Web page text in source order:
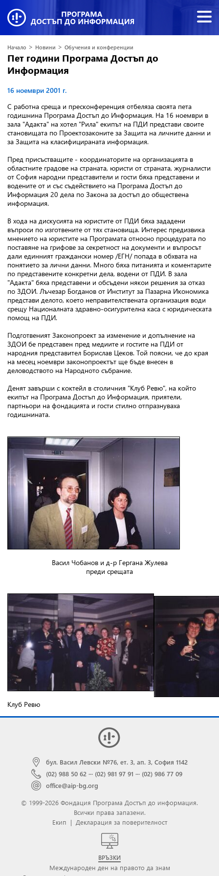
Начало > Новини > Обучения и конференции
Пет години Програма Достъп до
Информация
16 ноември 2001 г.
С работна среща и пресконференция отбеляза своята пета
годишнина Програма Достъп до Информация. На 16 ноември в
зала "Адакта" на хотел "Рила" екипът на ПДИ представи своите
становищата по Проектозаконите за Защита на личните данни и
за Защита на класифицираната информация.
Пред присъстващите - координаторите на организацията в
областните градове на страната, юристи от страната, журналисти
от София народни представители и гости бяха представени и
водените от и със съдействието на Програма Достъп до
Информация 20 дела по Закона за достъп до обществена
информация.
В хода на дискусията на юристите от ПДИ бяха зададени
въпроси по изготвените от тях становища. Интерес предизвика
мнението на юристите на Програмата относно процедурата по
поставяне на грифове за секретност на документи и въпросът
дали единният граждански номер /ЕГН/ попада в обхвата на
понятието за лични данни. Много бяха питанията и коментарите
по представените конкретни дела, водени от ПДИ. В зала
"Адакта" бяха представени и обсъдени някои решения за отказ
по ЗДОИ. Лъчезар Богданов от Институт за Пазарна Икономика
представи делото, което неправителствената организация води
срещу Националната здравно-осигурителна каса с юридическата
помощ на ПДИ.
Подготвеният Законопроект за изменение и допълнение на
ЗДОИ бе представен пред медиите и гостите на ПДИ от
народния представител Борислав Цеков. Той поясни, че до края
на месец ноември законопроектът ще бъде внесен в
деловодството на Народното събрание.
Денят завърши с коктейл в столичния "Клуб Ревю", на който
екипът на Програма Достъп до Информация, приятели,
партньори на фондацията и гости стилно отпразнуваха
годишнината.
Васил Чобанов и д-р Гергана Жулева
преди срещата
Клуб Ревю
бул. Васил Левски №76, ет. 3, ап. 3, София 1142
(02) 988 50 62 ··· (02) 981 97 91 ··· (02) 986 77 09
office@aip-bg.org
© 1999-2026 Фондация Програма Достъп до информация.
Всички права запазени.
Екип | Декларация за поверителност
ВРЪЗКИ
Международен ден на правото да знам